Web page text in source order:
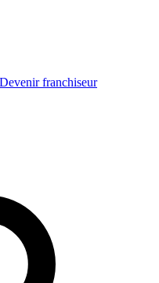
Devenir franchiseur